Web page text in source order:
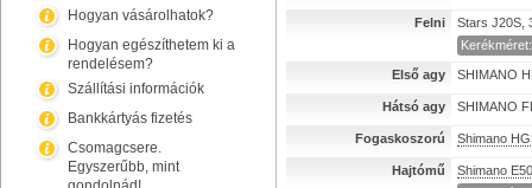
Hogyan vásárolhatok?
Hogyan egészíthetem ki a
rendelésem?
Szállítási információk
Bankkártyás fizetés
Csomagcsere.
Egyszerűbb, mint
Felni
Stars J20S,
Kerékméret:
Első agy SHIMANO
Hátsó agy SHIMANO
Fogaskoszorú Shimano
Hajtómű
Shimano